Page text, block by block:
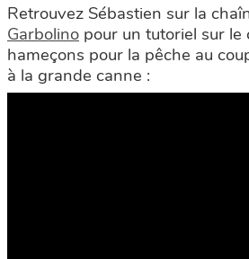
Retrouvez Sébastien sur la
Garbolino pour un tutoriel sur le
hameçons pour la pêche au
à la grande canne :